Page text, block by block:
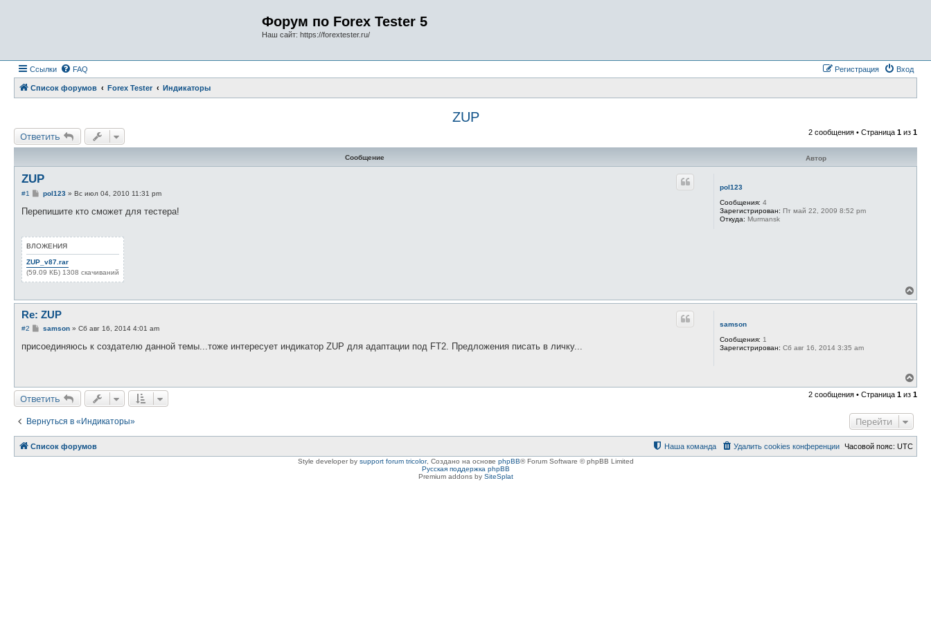
Форум по Forex Tester 5
Наш сайт: https://forextester.ru/
Ссылки FAQ Вход
Регистрация
Список форумов Forex Tester Индикаторы
ZUP
Ответить 2 сообщения • Страница 1 из 1
Сообщение Автор
pol123
Сообщения: 4
Зарегистрирован: Пт май 22, 2009 8:52 pm
Откуда: Murmansk
ZUP
#1
С
о
н
и
е
pol123» Вс июл 04, 2010 11:31 pm
Перепишите кто сможет для тестера!
ВЛОЖЕНИЯ
ZUP_v87.rar
(59.09 КБ) 1308 скачиваний
е
н
а
у
samson
Сообщения: 1
Зарегистрирован: Сб авг 16, 2014 3:35 am
Re: ZUP
#2
С
о
и
samson» Сб авг 16, 2014 4:01 am
присоединяюсь к создателю данной темы...тоже интересует индикатор ZUP для адаптации под FT2. Предложения писать в личку...
е
р
ь
я
Ответить 2 сообщения • Страница 1 из 1
Вернуться в «Индикаторы» Перейти
Список форумов Часовой пояс: UTC
Удалить cookies конференции
Наша команда
Style developer by support forum tricolor, Создано на основе phpBB® Forum Software © phpBB Limited
Русская поддержка phpBB
Premium addons by SiteSplat